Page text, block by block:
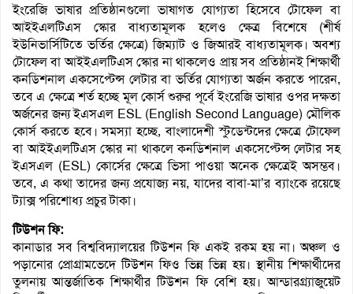
ইংরেজি ভাষার প্রতিষ্ঠানগুলো ভাষাগত যোগ্যতা হিসেবে টোফেল বা
আইইএলটিএস স্কোর বাধ্যতামূলক হলেও ক্ষেত্র বিশেষে (শীর্ষ
ইউনিভার্সিটিতে ভর্তির ক্ষেত্রে) জিম্যাট ও জিআরই বাধ্যতামূলক। অবশ্য
টোফেল বা আইইএলটিএস স্কোর না থাকলেও প্রায় সব প্রতিষ্ঠানই শিক্ষার্থী
কনডিশনাল একসেপ্টেন্স লেটার বা ভর্তির যোগ্যতা অর্জন করতে পারেন,
তবে এ ক্ষেত্রে শর্ত হচ্ছে মূল কোর্স শুরুর পূর্বে ইংরেজি ভাষার ওপর দক্ষতা
অর্জনের জন্য ইএসএল ESL (English Second Language) মৌলিক
কোর্স করতে হবে। সমস্যা হচ্ছে, বাংলাদেশী স্টুডেন্টদের ক্ষেত্রে টোফেল
বা আইইএলটিএস স্কোর না থাকলে কনডিশনাল একসেপ্টেন্স লেটার সহ
ইএসএল (ESL) কোর্সের ক্ষেত্রে ভিসা পাওয়া অনেক ক্ষেত্রেই অসম্ভব।
তবে, এ কথা তাদের জন্য প্রযোজ্য নয়, যাদের বাবা-মা’র ব্যাংকে রয়েছে
ট্যাক্স পরিশোধ্য প্রচুর টাকা।
টিউশন ফি:
কানাডার সব বিশ্ববিদ্যালয়ের টিউশন ফি একই রকম হয় না। অঞ্চল ও
পড়ানোর প্রোগ্রামভেদে টিউশন ফিও ভিন্ন ভিন্ন হয়। স্থানীয় শিক্ষার্থীদের
তুলনায় আন্তর্জাতিক শিক্ষার্থীর টিউশন ফি বেশি হয়। আন্ডারগ্র্যাজুয়েট